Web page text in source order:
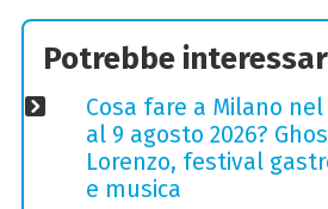
Potrebbe
Cosa fare a Milano
al 9 agosto 2026?
Lorenzo, festival
e musica